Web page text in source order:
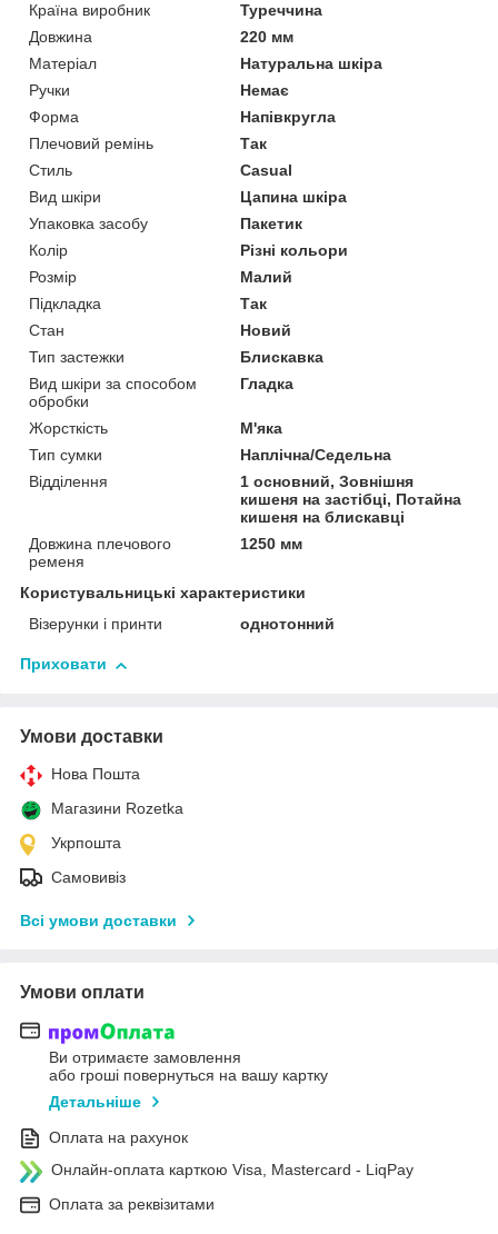
Країна виробник
Туреччина
Довжина
220 мм
Матеріал
Натуральна шкіра
Ручки
Немає
Форма
Напівкругла
Плечовий ремінь
Так
Стиль
Casual
Вид шкіри
Цапина шкіра
Упаковка засобу
Пакетик
Колір
Різні кольори
Розмір
Малий
Підкладка
Так
Стан
Новий
Тип застежки
Блискавка
Вид шкіри за способом
обробки
Гладка
Жорсткість
М'яка
Тип сумки
Наплічна/Седельна
Відділення
1 основний, Зовнішня
кишеня на застібці, Потайна
кишеня на блискавці
Довжина плечового
ременя
1250 мм
Користувальницькі характеристики
Візерунки і принти
однотонний
Приховати
Умови доставки
Нова Пошта
Магазини Rozetka
Укрпошта
Самовивіз
Всі умови доставки
Умови оплати
Ви отримаєте замовлення
або гроші повернуться на вашу картку
Детальніше
Оплата на рахунок
Онлайн-оплата карткою Visa, Mastercard - LiqPay
Оплата за реквізитами